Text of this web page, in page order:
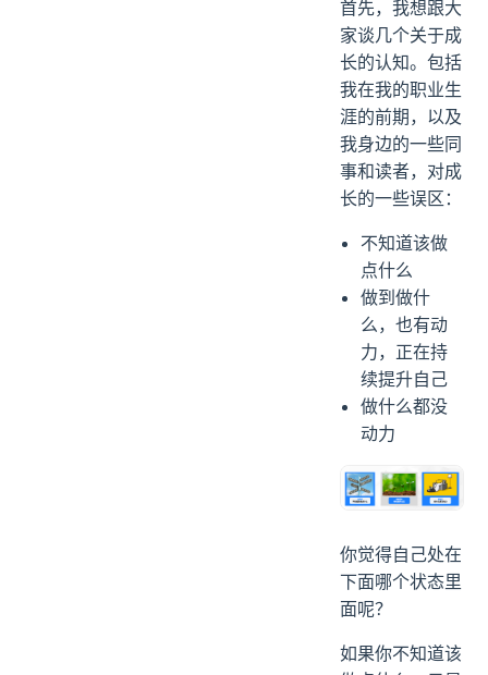
首先，我想跟大
家谈几个关于成
长的认知。包括
我在我的职业生
涯的前期，以及
我身边的一些同
事和读者，对成
长的一些误区：
不知道该做
点什么
做到做什
么，也有动
力，正在持
续提升自己
做什么都没
动力
你觉得自己处在
下面哪个状态里
面呢？
如果你不知道该